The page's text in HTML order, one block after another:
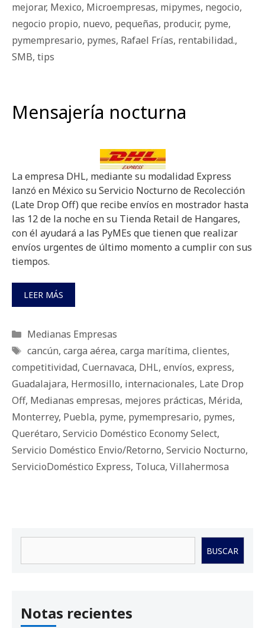
mejorar, Mexico, Microempresas, mipymes, negocio,
negocio propio, nuevo, pequeñas, producir, pyme,
pymempresario, pymes, Rafael Frías, rentabilidad.,
SMB, tips
Mensajería nocturna
La empresa DHL, mediante su modalidad Express
lanzó en México su Servicio Nocturno de Recolección
(Late Drop Off) que recibe envíos en mostrador hasta
las 12 de la noche en su Tienda Retail de Hangares,
con él ayudará a las PyMEs que tienen que realizar
envíos urgentes de último momento a cumplir con sus
tiempos.
LEER MÁS
Categorías
Medianas Empresas
Etiquetas
cancún, carga aérea, carga marítima, clientes,
competitividad, Cuernavaca, DHL, envíos, express,
Guadalajara, Hermosillo, internacionales, Late Drop
Off, Medianas empresas, mejores prácticas, Mérida,
Monterrey, Puebla, pyme, pymempresario, pymes,
Querétaro, Servicio Doméstico Economy Select,
Servicio Doméstico Envio/Retorno, Servicio Nocturno,
ServicioDoméstico Express, Toluca, Villahermosa
BUSCAR
Notas recientes